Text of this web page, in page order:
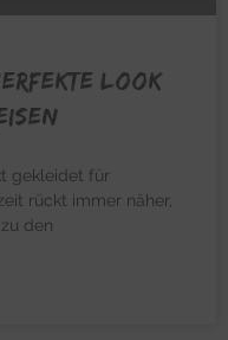
perfekte Look
gekleidet für
rückt immer näher,
den